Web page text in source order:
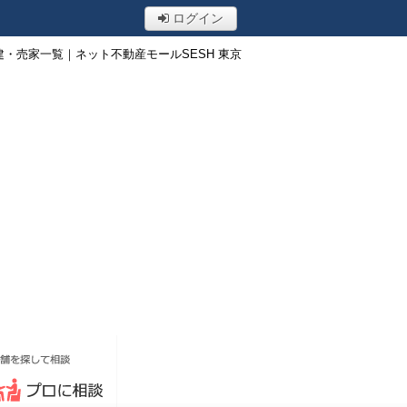
ログイン
売家一覧｜ネット不動産モールSESH 東京